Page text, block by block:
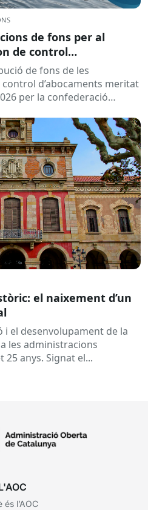
de fons per al
de control
2025 i liquidat l’any
de fons de les
d’abocaments meritat
per la confederació
el naixement d’un
i el desenvolupament de la
les administracions
anys. Signat el...
és l’AOC